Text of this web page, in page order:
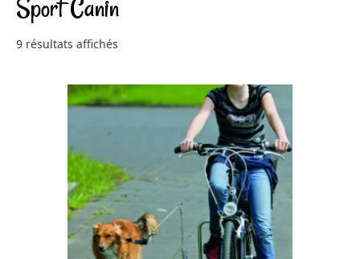
Sport Canin
9 résultats affichés